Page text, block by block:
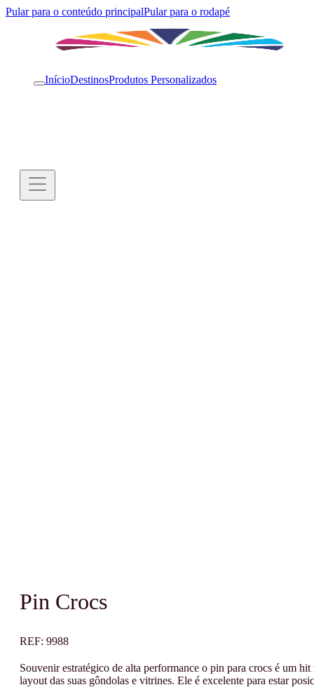
Pular para o conteúdo principalPular para o rodapé
InícioDestinosProdutos Personalizados
Pin Crocs
REF: 9988
Souvenir estratégico de alta performance o pin para crocs é um
layout das suas gôndolas e vitrines. Ele é excelente para estar